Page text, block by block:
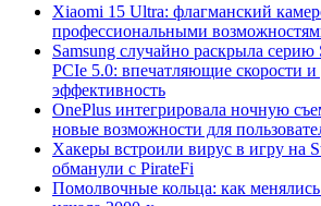
Xiaomi 15 Ultra: флагманский
профессиональными
Samsung случайно раскрыла серию
PCIe 5.0: впечатляющие скорости
эффективность
OnePlus интегрировала ночную
новые возможности для
Хакеры встроили вирус в игру на
обманули с PirateFi
Помолвочные кольца: как